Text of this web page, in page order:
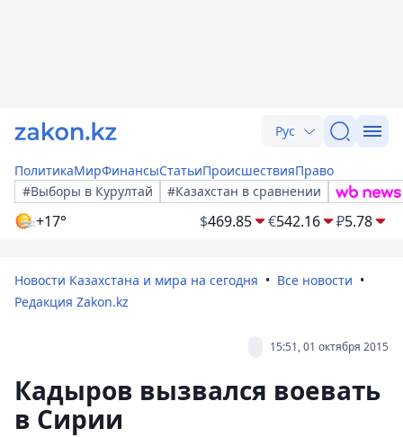
Рус
ПолитикаМирФинансыСтатьиПроисшествияПраво
#Выборы в Курултай
#Казахстан в сравнении
+17° $469.85 €542.16 ₽5.78
Новости Казахстана и мира на сегодня
Все новости
Редакция Zakon.kz
15:51, 01 октября 2015
Кадыров вызвался воевать
в Сирии